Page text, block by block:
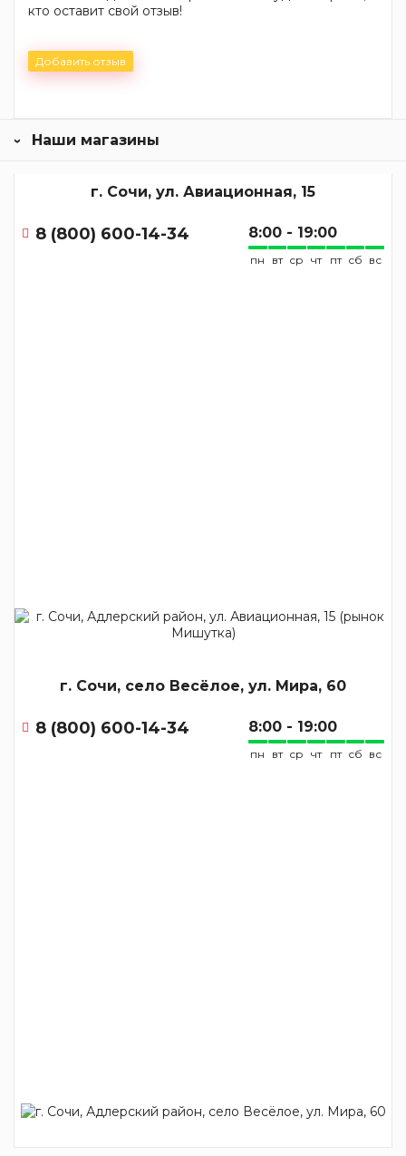
кто оставит свой отзыв!
Добавить отзыв
Наши магазины
г. Сочи, ул. Авиационная, 15
8 (800) 600-14-34 8:00 - 19:00
пн вт ср чт пт сб вс
г. Сочи, село Весёлое, ул. Мира, 60
8 (800) 600-14-34 8:00 - 19:00
пн вт ср чт пт сб вс